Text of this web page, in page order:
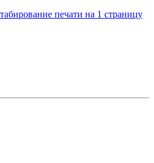
печати на 1 страницу